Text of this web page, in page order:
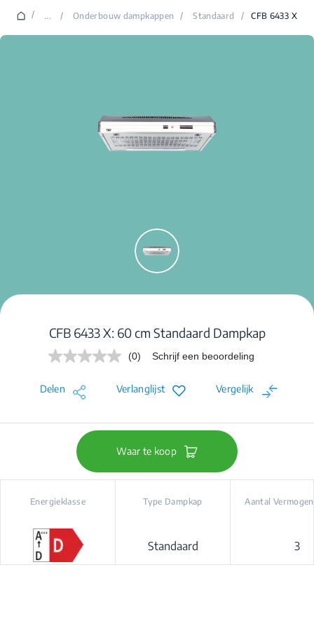
/ ... / Onderbouw dampkappen / Standaard / CFB 6433 X
CFB 6433 X: 60 cm Standaard Dampkap
Geen
Dezelfde
paginalink.
(0) Schrijf een beoordeling
Delen Verlanglijst Vergelijk
Waar te koop
Energieklasse Type Dampkap
Standaard
Aantal
3